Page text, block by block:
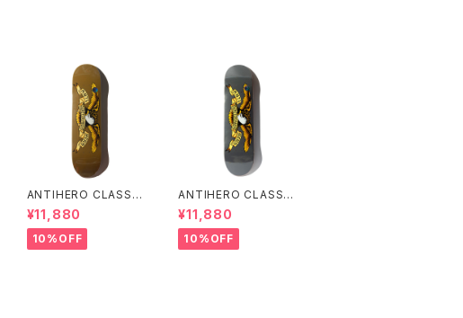
ANTIHERO CLASSIC
EAGLE 8.06インチ ア
ンタイヒーロー クラシッ
ク イーグル
¥11,880
10%OFF
ANTIHERO CLASSIC
EAGLE 8.25インチ ア
ンタイヒーロー クラシッ
ク イーグル
¥11,880
10%OFF